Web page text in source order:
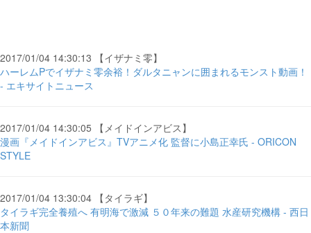
2017/01/04 14:30:13 【イザナミ零】
ハーレムPでイザナミ零余裕！ダルタニャンに囲まれるモンスト動画！
- エキサイトニュース
2017/01/04 14:30:05 【メイドインアビス】
漫画『メイドインアビス』TVアニメ化 監督に小島正幸氏 - ORICON
STYLE
2017/01/04 13:30:04 【タイラギ】
タイラギ完全養殖へ 有明海で激減 ５０年来の難題 水産研究機構 - 西日
本新聞